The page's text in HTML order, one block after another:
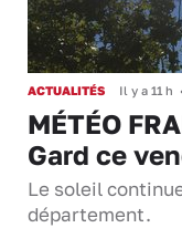
ACTUALITÉS Il y a 11 h
MÉTÉO
Gard ce
Le soleil
département.